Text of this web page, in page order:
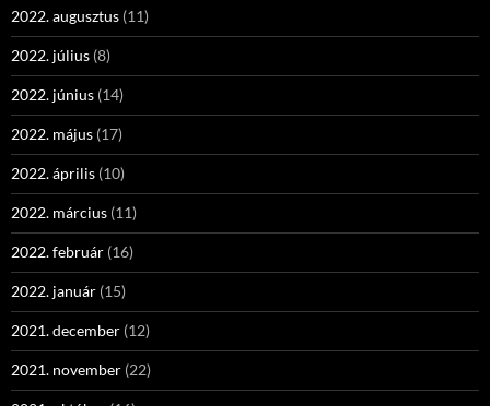
2022. augusztus (11)
2022. július (8)
2022. június (14)
2022. május (17)
2022. április (10)
2022. március (11)
2022. február (16)
2022. január (15)
2021. december (12)
2021. november (22)